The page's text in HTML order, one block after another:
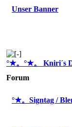
Unser Banner
°★。°★。 Kniri´s
Forum
°★。Signtag /